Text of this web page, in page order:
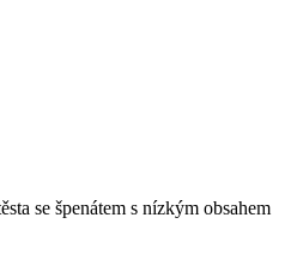
se špenátem s nízkým obsahem